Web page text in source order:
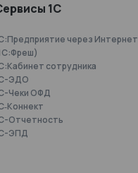
1С
через Интернет
сотрудника
ЭДО
Чеки ОФД
Отчетность
ЭПД